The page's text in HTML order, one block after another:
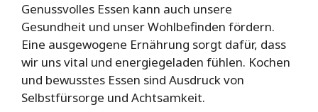
Genussvolles Essen kann auch unsere
Gesundheit und unser Wohlbefinden fördern.
Eine ausgewogene Ernährung sorgt dafür, dass
wir uns vital und energiegeladen fühlen. Kochen
und bewusstes Essen sind Ausdruck von
Selbstfürsorge und Achtsamkeit.